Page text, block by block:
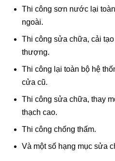
Thi công sơn nước lại
ngoài.
Thi công sửa chữa, cải
thượng.
Thi công lại toàn bộ hệ
cửa cũ.
Thi công sửa chữa, thay
thạch cao.
Thi công chống thấm.
Và một số hạng mục sửa